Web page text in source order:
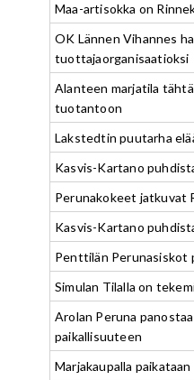
Maa-artisokka on
OK Lännen Vihannes
tuottajaorganisaatioksi
Alanteen marjatila
tuotantoon
Lakstedtin puutarha
Kasvis-Kartano
Perunakokeet jatkuvat
Kasvis-Kartano
Penttilän Perunasiskot
Simulan Tilalla on
Arolan Peruna
paikallisuuteen
Marjakaupalla